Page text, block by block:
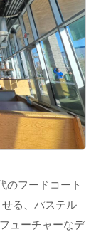
のフードコート
る、パステル
ューチャーなデ